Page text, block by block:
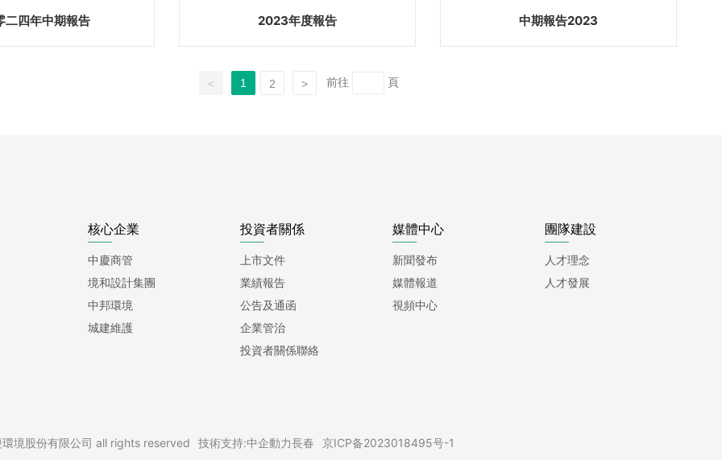
二四年中期報告 2023年度報告 中期報告2023
< 1 2 > 前往 頁
核心企業
中慶商管
境和設計集團
中邦環境
城建維護
投資者關係
上市文件
業績報告
公告及通函
企業管治
投資者關係聯絡
媒體中心
新聞發布
媒體報道
視頻中心
團隊建設
人才理念
人才發展
境股份有限公司 all rights reserved 技術支持:中企動力長春 京ICP备2023018495号-1